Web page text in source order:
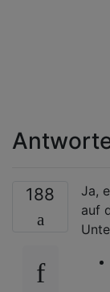
188
Ja,
auf